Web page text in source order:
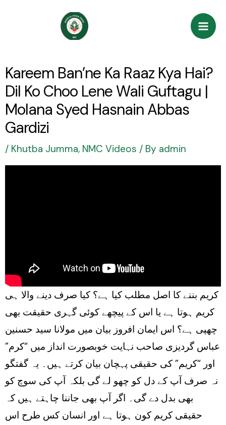
Kareem Ban’ne Ka Raaz Kya Hai?
Dil Ko Choo Lene Wali Guftagu |
Molana Syed Hasnain Abbas
Gardizi
/ Khutba Jumma, NMC Videos / By admin
کریم بننے کا اصل مطلب کیا ہے؟ کیا صرف دینے والا ہی
کریم ہوتا ہے یا اس کے پیچھے کوئی گہری حقیقت بھی
چھپی ہے؟ اس ایمان افروز بیان میں مولانا سید حسنین
عباس گردیزی صاحب نہایت خوبصورت انداز میں “کرم”
اور “کریم” کی حقیقی پہچان بیان کرتے ہیں۔ یہ گفتگو
نہ صرف آپ کے دل کو چھو لے گی بلکہ آپ کی سوچ کو
بھی بدل دے گی۔ اگر آپ بھی جاننا چاہتے ہیں کہ
حقیقی کریم کون ہوتا ہے اور انسان کس طرح اس